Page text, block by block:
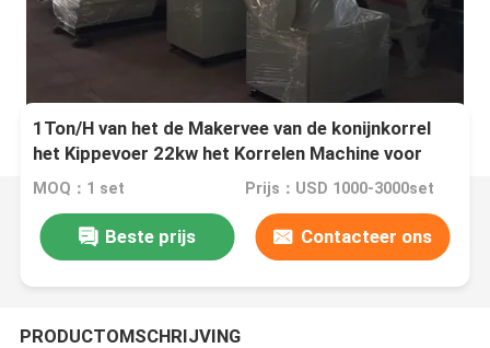
1Ton/H van het de Makervee van de konijnkorrel
het Kippevoer 22kw het Korrelen Machine voor
Vissenvoer
MOQ：1 set Prijs：USD 1000-3000set
Beste prijs Contacteer ons
PRODUCTOMSCHRIJVING